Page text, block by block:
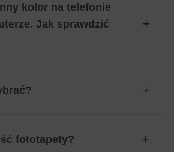
kolor na telefonie
Jak sprawdzić
fototapety?